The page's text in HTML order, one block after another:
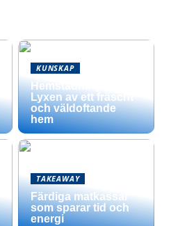
KUNSKAP
Hemstädning –
Lyxen av ett fräscht
och väldoftande
hem
TAKEAWAY
Färdiga matkassar
som sparar tid och
energi